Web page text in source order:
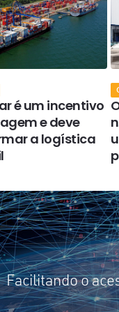
é um incentivo
e deve
a logística
Facilitando o